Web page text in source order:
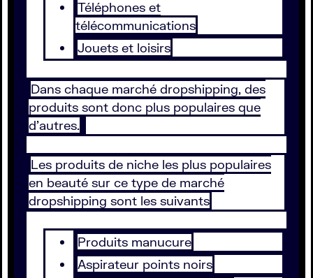
Téléphones et
télécommunications
Jouets et loisirs
Dans chaque marché dropshipping, des
produits sont donc plus populaires que
d’autres.
Les produits de niche les plus populaires
en beauté sur ce type de marché
dropshipping sont les suivants
Produits manucure
Aspirateur points noirs